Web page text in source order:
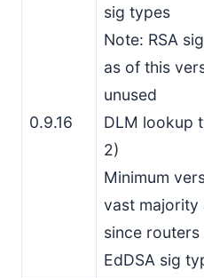
0.9.16
sig types
Note: RSA
as of this
unused
DLM lookup
2)
Minimum
vast
since
EdDSA sig